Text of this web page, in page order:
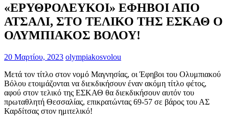
«EΡΥΘΡΟΛΕΥΚΟΙ» ΕΦΗΒΟΙ ΑΠΟ
ΑΤΣΑΛΙ, ΣΤΟ ΤΕΛΙΚΟ ΤΗΣ ΕΣΚΑΘ Ο
ΟΛΥΜΠΙΑΚΟΣ ΒΟΛΟΥ!
20 Μαρτίου, 2023 olympiakosvolou
Μετά τον τίτλο στον νομό Μαγνησίας, οι Έφηβοι του Ολυμπιακού
Βόλου ετοιμάζονται να διεκδικήσουν έναν ακόμη τίτλο φέτος,
αφού στον τελικό της ΕΣΚΑΘ θα διεκδικήσουν αυτόν του
πρωταθλητή Θεσσαλίας, επικρατώντας 69-57 σε βάρος του ΑΣ
Καρδίτσας στον ημιτελικό!